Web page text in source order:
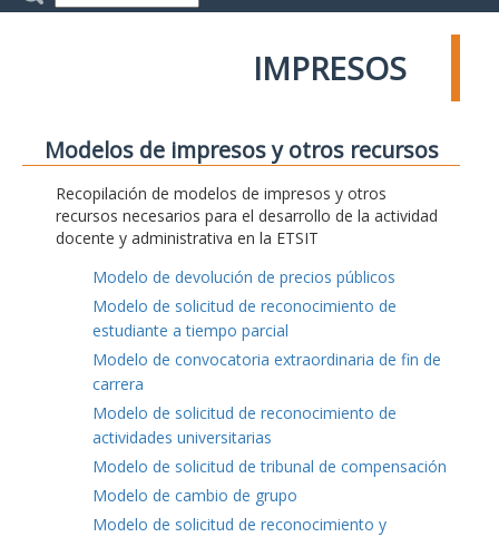
IMPRESOS
Modelos de impresos y otros recursos
Recopilación de modelos de impresos y otros
recursos necesarios para el desarrollo de la actividad
docente y administrativa en la ETSIT
Modelo de devolución de precios públicos
Modelo de solicitud de reconocimiento de
estudiante a tiempo parcial
Modelo de convocatoria extraordinaria de fin de
carrera
Modelo de solicitud de reconocimiento de
actividades universitarias
Modelo de solicitud de tribunal de compensación
Modelo de cambio de grupo
Modelo de solicitud de reconocimiento y